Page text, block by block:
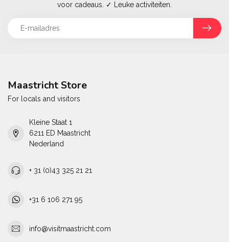
voor cadeaus. ✓ Leuke activiteiten.
Maastricht Store
For locals and visitors
Kleine Staat 1
6211 ED Maastricht
Nederland
+ 31 (0)43 325 21 21
+31 6 106 271 95
info@visitmaastricht.com